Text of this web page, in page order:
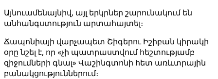
Այնուամենայնիվ, այլ երկրներ շարունակում են
անհանգստություն արտահայտել։
Ճապոնիայի վարչապետ Շիգերու Իշիբան կիրակի
օրը նշել է, որ «չի պատրաստվում հեշտությամբ
զիջումների գնալ» Վաշինգտոնի հետ առևտրային
բանակցություններում։